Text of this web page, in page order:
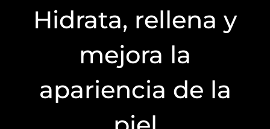
Hidrata, rellena y
mejora la
apariencia de la